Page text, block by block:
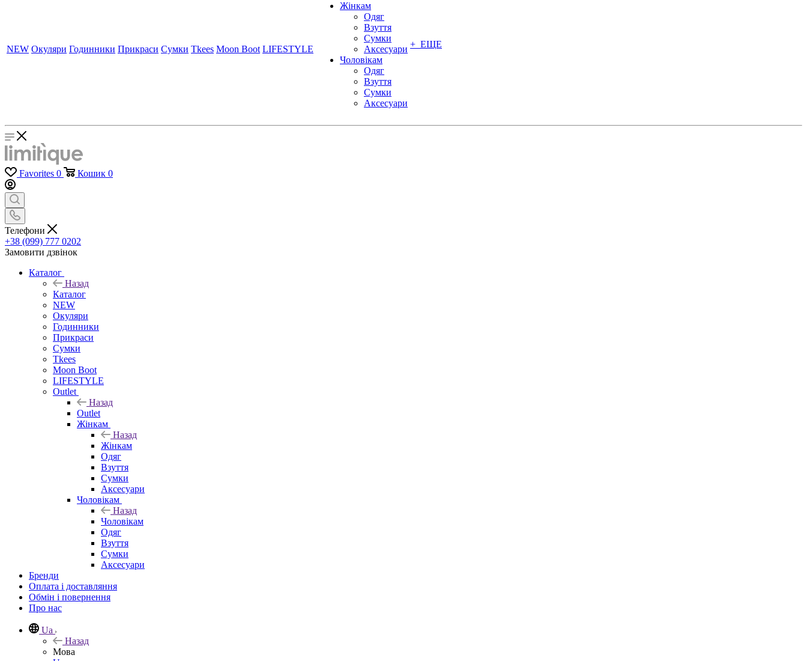
NEW Окуляри Годинники Прикраси Сумки Tkees Moon Boot LIFESTYLE
Жінкам
Одяг
Взуття
Сумки
Аксесуари
Чоловікам
Одяг
Взуття
Сумки
Аксесуари
+ ЕЩЕ
Favorites 0 Кошик 0
Телефони
+38 (099) 777 0202
Замовити дзвінок
Каталог
Назад
Каталог
NEW
Окуляри
Годинники
Прикраси
Сумки
Tkees
Moon Boot
LIFESTYLE
Outlet
Назад
Outlet
Жінкам
Назад
Жінкам
Одяг
Взуття
Сумки
Аксесуари
Чоловікам
Назад
Чоловікам
Одяг
Взуття
Сумки
Аксесуари
Бренди
Оплата і доставляння
Обмін і повернення
Про нас
Ua
Назад
Мова